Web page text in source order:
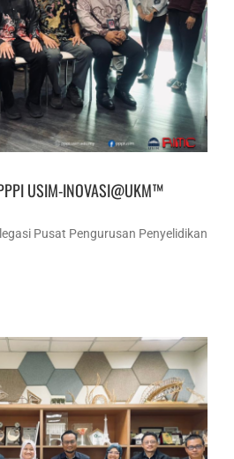
USIM-INOVASI@UKM™
Pusat Pengurusan Penyelidikan